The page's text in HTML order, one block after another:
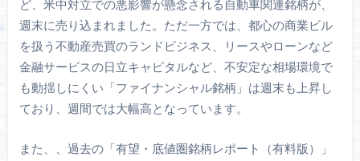
ど、米中対立での悪影響が懸念される自動車関連銘柄が、
週末に売り込まれました。ただ一方では、都心の商業ビル
を扱う不動産売買のランドビジネス、リースやローンなど
金融サービスの日立キャピタルなど、不安定な相場環境で
も動揺しにくい「ファイナンシャル銘柄」は週末も上昇し
ており、週間では大幅高となっています。
また、、過去の「有望・底値圏銘柄レポート（有料版）」